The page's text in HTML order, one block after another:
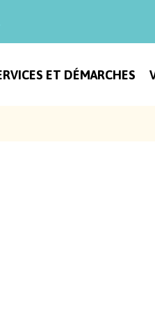
ET DÉMARCHES